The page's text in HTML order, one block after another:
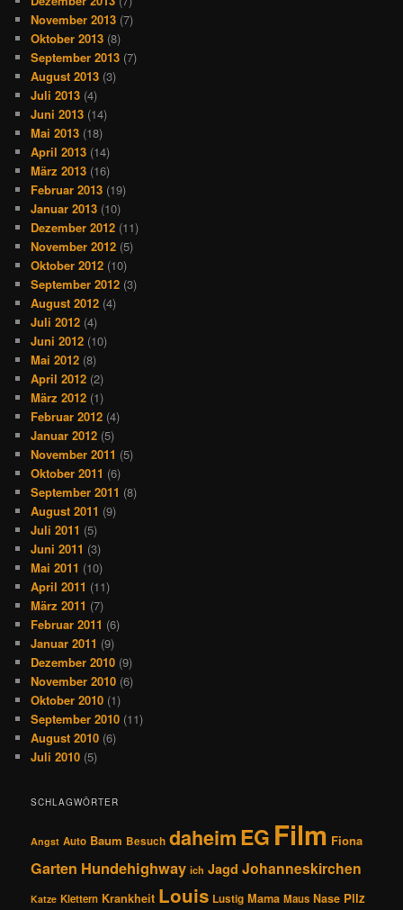
November 2013 (7)
Oktober 2013 (8)
September 2013 (7)
August 2013 (3)
Juli 2013 (4)
Juni 2013 (14)
Mai 2013 (18)
April 2013 (14)
März 2013 (16)
Februar 2013 (19)
Januar 2013 (10)
Dezember 2012 (11)
November 2012 (5)
Oktober 2012 (10)
September 2012 (3)
August 2012 (4)
Juli 2012 (4)
Juni 2012 (10)
Mai 2012 (8)
April 2012 (2)
März 2012 (1)
Februar 2012 (4)
Januar 2012 (5)
November 2011 (5)
Oktober 2011 (6)
September 2011 (8)
August 2011 (9)
Juli 2011 (5)
Juni 2011 (3)
Mai 2011 (10)
April 2011 (11)
März 2011 (7)
Februar 2011 (6)
Januar 2011 (9)
Dezember 2010 (9)
November 2010 (6)
Oktober 2010 (1)
September 2010 (11)
August 2010 (6)
Juli 2010 (5)
SCHLAGWÖRTER
Angst Auto Baum Besuch daheimEG Film Fiona
Garten Hundehighway ich Jagd Johanneskirchen
Katze Klettern Krankheit Louis Lustig Mama Maus Nase Pilz